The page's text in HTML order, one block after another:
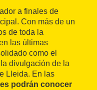
a finales de
Con más de un
de toda la
las últimas
como el
divulgación de la
Lleida. En las
podrán conocer